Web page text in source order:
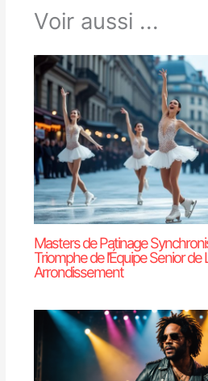
Voir aussi ...
Masters de Patinage
Triomphe de l’Équipe Senior de
Arrondissement